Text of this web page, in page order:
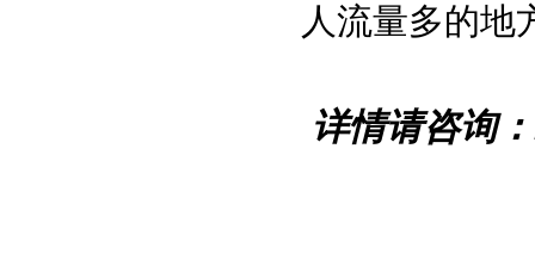
人流量多的地
详情请咨询